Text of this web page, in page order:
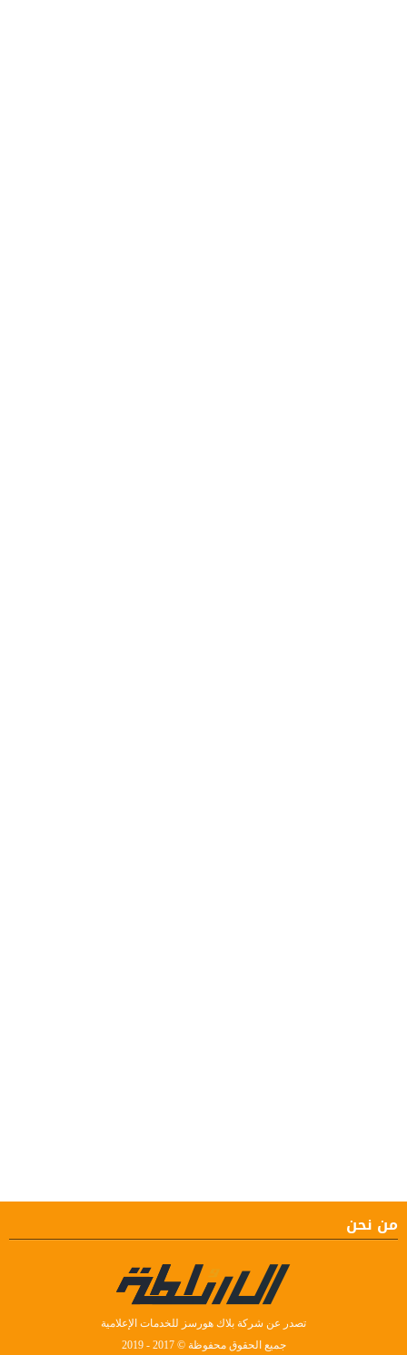
من نحن
تصدر عن شركة بلاك هورسز للخدمات الإعلامية
جميع الحقوق محفوظة © 2017 - 2019